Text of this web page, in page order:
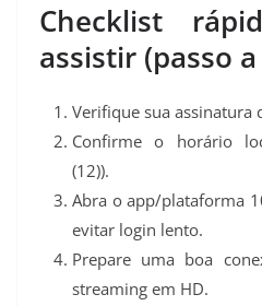
Checklist
assistir (passo
Verifique sua assinatura
Confirme o horário
(12)).
Abra o app/plataforma
evitar login lento.
Prepare uma boa
streaming em HD.